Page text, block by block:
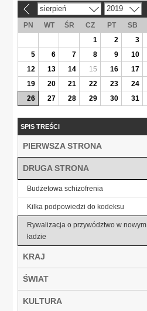
sierpień 2019
PN WT ŚR CZ PT SB
1
2 3
5
6 7 8 9 10
12
13 14 15 16 17
19
20 21 22 23 24
26
27 28 29 30 31
SPIS TREŚCI
PIERWSZA STRONA
DRUGA STRONA
Budżetowa schizofrenia
Kilka podpowiedzi do kodeksu
Rywalizacja o przywództwo w nowym
ładzie
KRAJ
ŚWIAT
KULTURA